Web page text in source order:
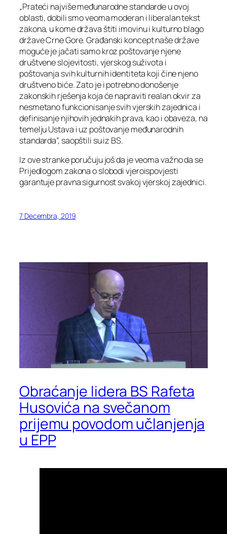
„Prateći najviše međunarodne standarde u ovoj
oblasti, dobili smo veoma moderan i liberalan tekst
zakona, u kome država štiti imovinu i kulturno blago
države Crne Gore. Građanski koncept naše države
moguće je jačati samo kroz poštovanje njene
društvene slojevitosti, vjerskog suživota i
poštovanja svih kulturnih identiteta koji čine njeno
društveno biće. Zato je i potrebno donošenje
zakonskih rješenja koja će napraviti realan okvir za
nesmetano funkcionisanje svih vjerskih zajednica i
definisanje njihovih jednakih prava, kao i obaveza, na
temelju Ustava i uz poštovanje međunarodnih
standarda”, saopštili su iz BS.
Iz ove stranke poručuju još da je veoma važno da se
Prijedlogom zakona o slobodi vjeroispovjesti
garantuje pravna sigurnost svakoj vjerskoj zajednici.
7 Decembra, 2019
Obraćanje lidera BS Rafeta
Husovića na svečanom
prijemu povodom učlanjenja
u EPP